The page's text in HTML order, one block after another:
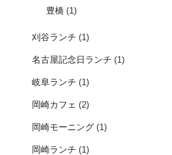
豊橋 (1)
刈谷ランチ (1)
名古屋記念日ランチ (1)
岐阜ランチ (1)
岡崎カフェ (2)
岡崎モーニング (1)
岡崎ランチ (1)